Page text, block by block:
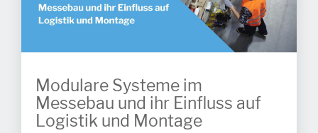
Modulare Systeme im
Messebau und ihr Einfluss auf
Logistik und Montage